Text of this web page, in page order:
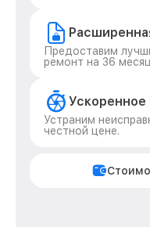
Предоставим
ремонт на 36
Ускоренное
Устраним
честной цене.